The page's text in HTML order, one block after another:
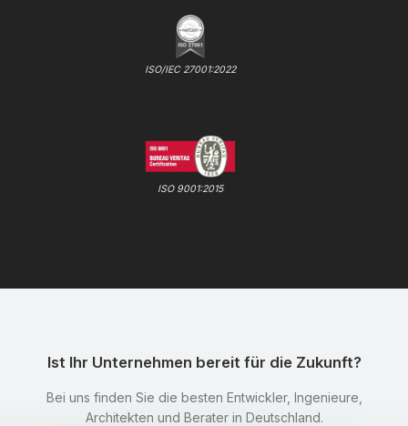
ISO/IEC 27001:2022
ISO 9001:2015
Ist Ihr Unternehmen bereit für die Zukunft?
Bei uns finden Sie die besten Entwickler, Ingenieure,
Architekten und Berater in Deutschland.